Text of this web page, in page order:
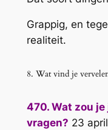
Grappig, en
realiteit.
8. Wat vind je
470. Wat zou
vragen? 23